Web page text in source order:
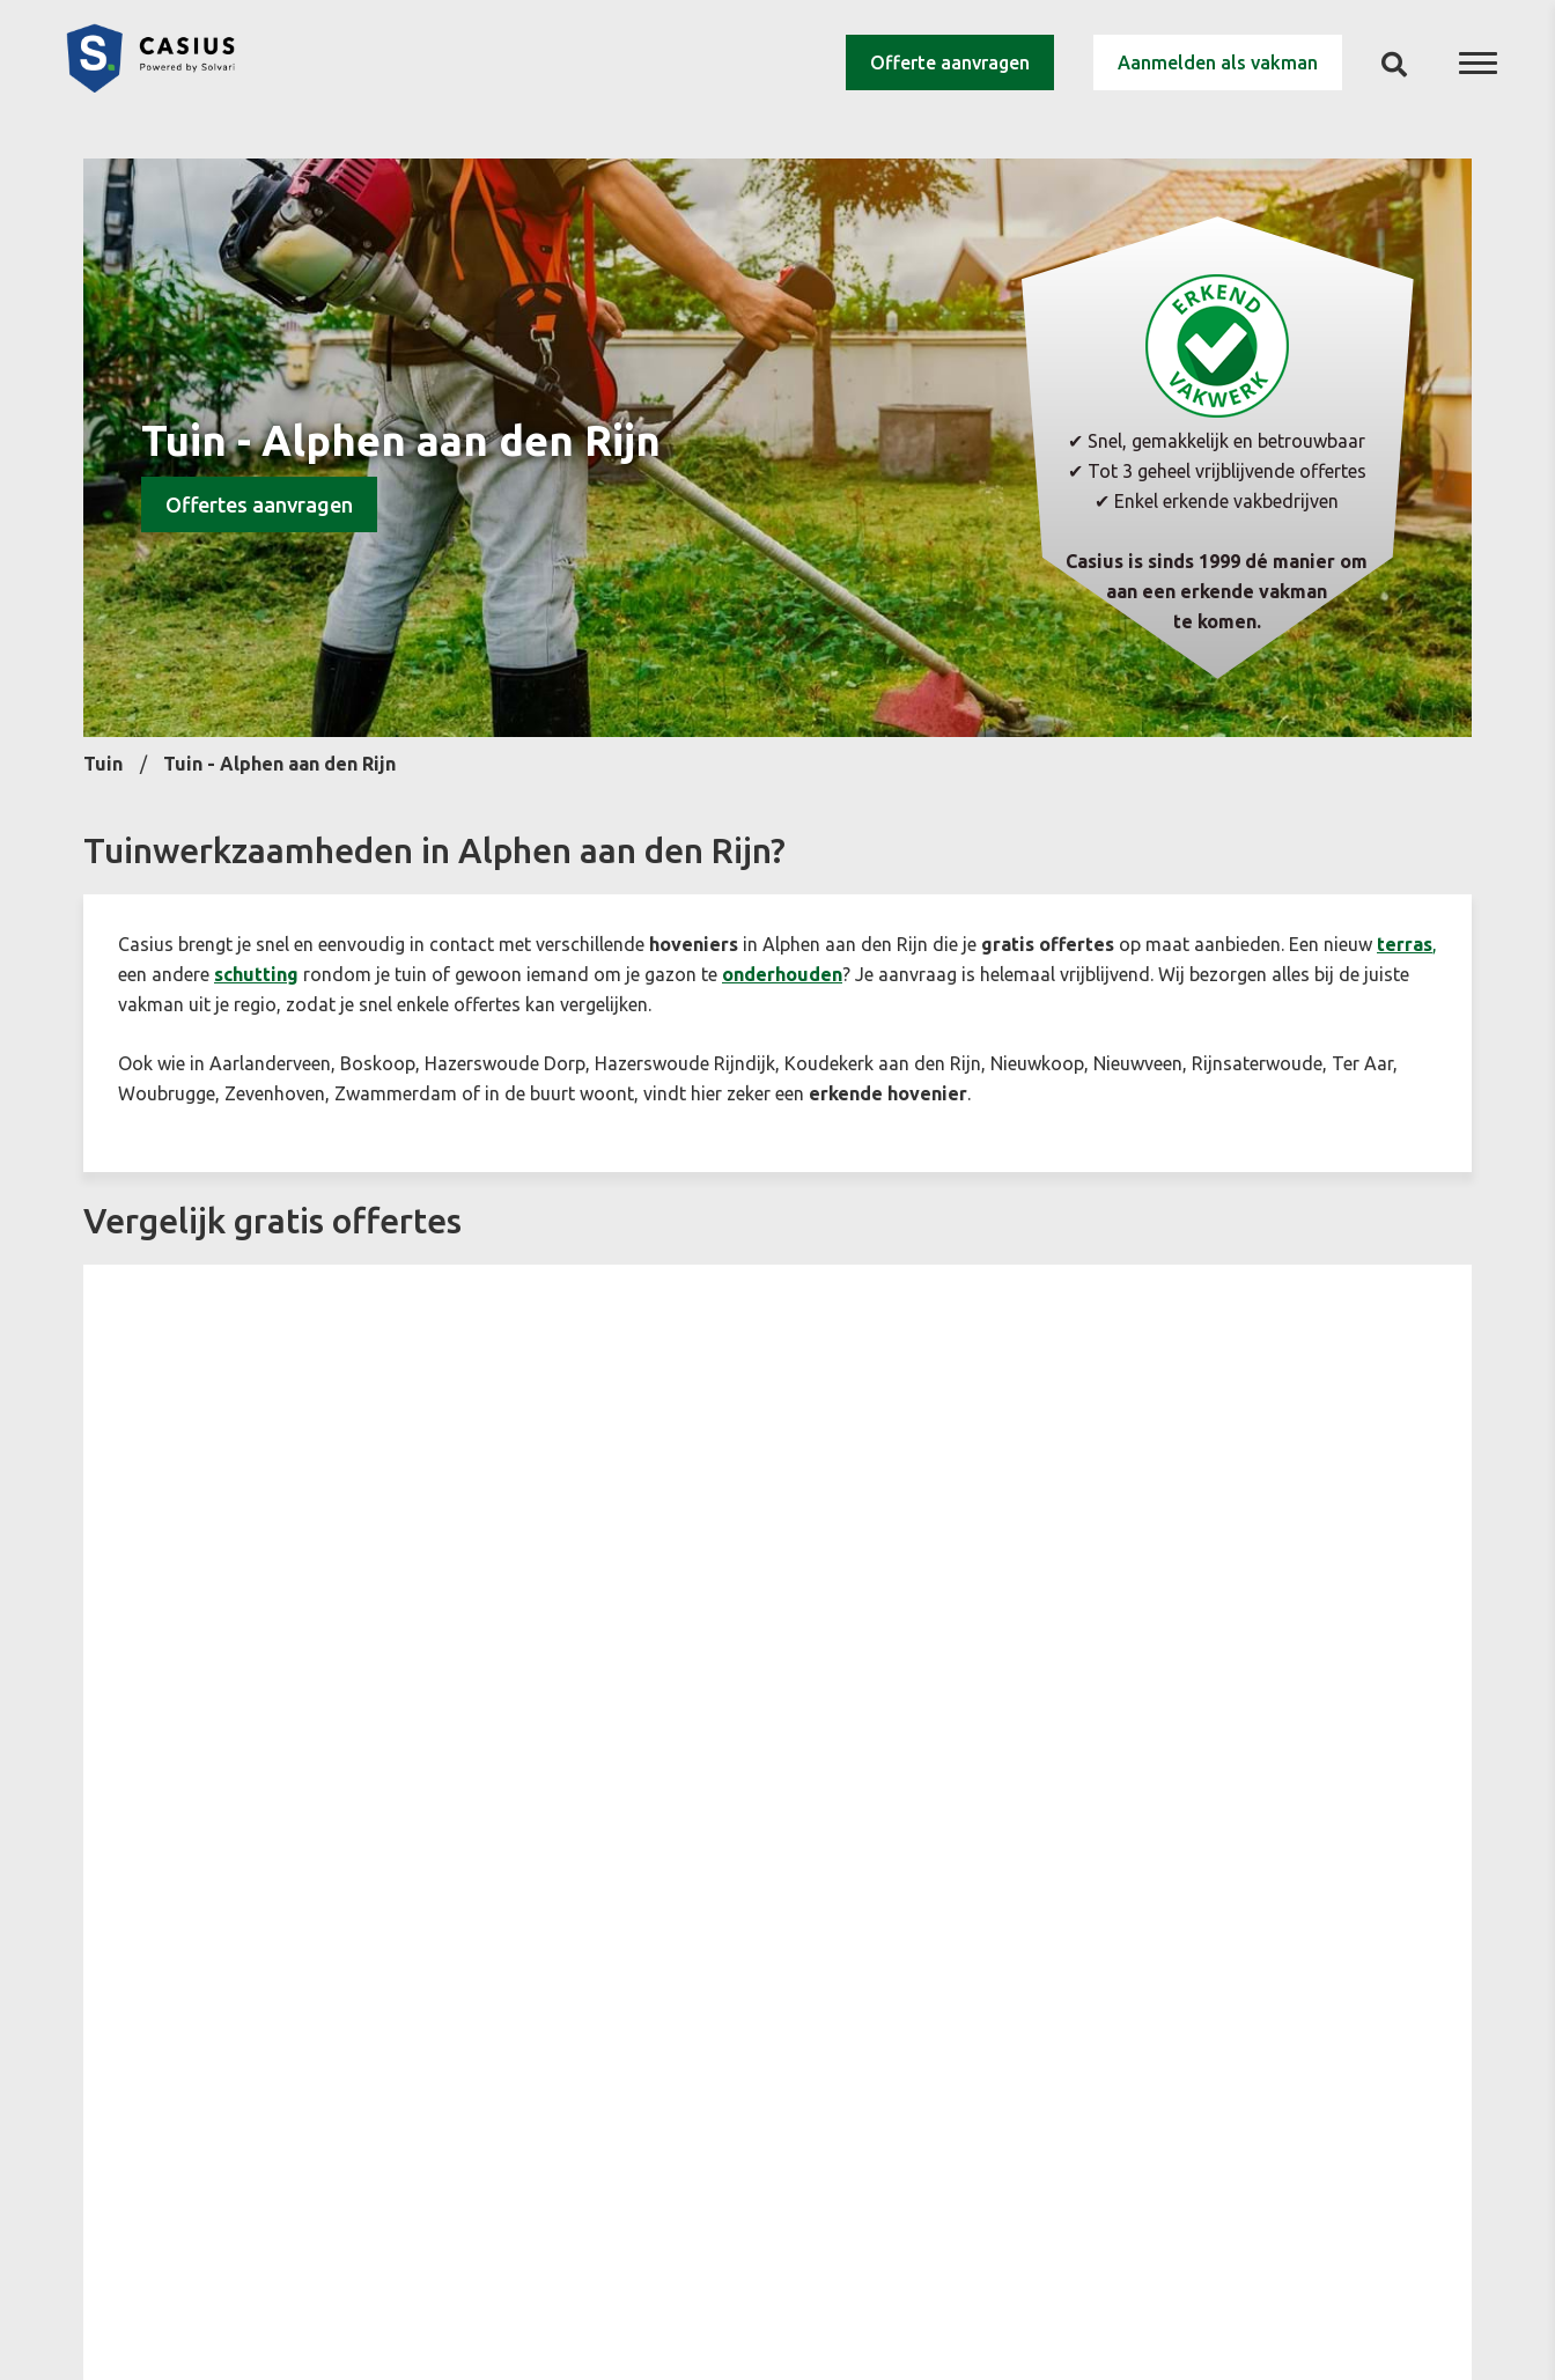
Offerte aanvragen Aanmelden als vakman
Tuin - Alphen aan den Rijn
Offertes aanvragen
✔ Snel, gemakkelijk en betrouwbaar
✔ Tot 3 geheel vrijblijvende offertes
✔ Enkel erkende vakbedrijven
Casius is sinds 1999 dé manier om
aan een erkende vakman
te komen.
Tuin Tuin - Alphen aan den Rijn
Tuinwerkzaamheden in Alphen aan den Rijn?
Casius brengt je snel en eenvoudig in contact met verschillende hoveniers in Alphen aan den Rijn die je gratis offertes op maat aanbieden. Een nieuw terras,
een andere schutting rondom je tuin of gewoon iemand om je gazon te onderhouden? Je aanvraag is helemaal vrijblijvend. Wij bezorgen alles bij de juiste
vakman uit je regio, zodat je snel enkele offertes kan vergelijken.
Ook wie in Aarlanderveen, Boskoop, Hazerswoude Dorp, Hazerswoude Rijndijk, Koudekerk aan den Rijn, Nieuwkoop, Nieuwveen, Rijnsaterwoude, Ter Aar,
Woubrugge, Zevenhoven, Zwammerdam of in de buurt woont, vindt hier zeker een erkende hovenier.
Vergelijk gratis offertes